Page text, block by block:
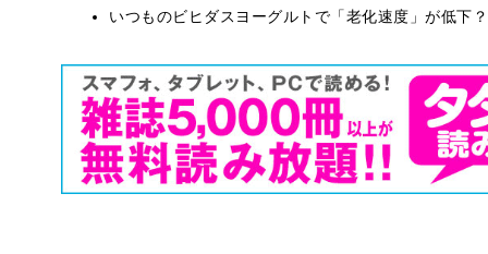
いつものビヒダスヨーグルトで「老化速度」が低